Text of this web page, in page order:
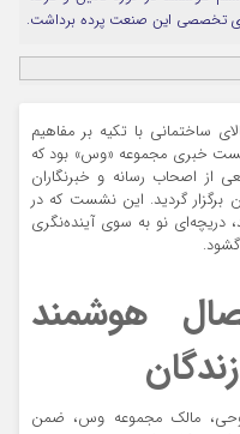
تخصصی این صنعت پرده برداشت.
ساختمانی با تکیه بر مفاهیم
خبری مجموعه «وس» بود که
از اصحاب رسانه و خبرنگاران
برگزار گردید. این نشست که در
نو به سوی آینده‌نگری
هوشمند
مالک مجموعه وس، ضمن